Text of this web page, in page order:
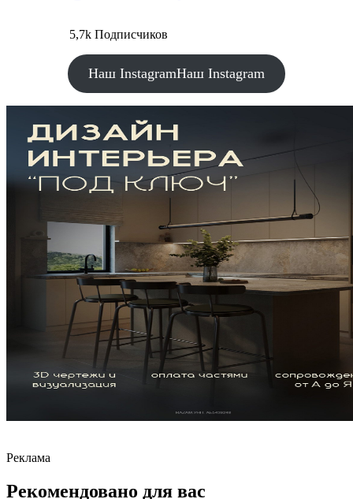
5,7k Подписчиков
Наш InstagramНаш Instagram
Реклама
Рекомендовано для вас